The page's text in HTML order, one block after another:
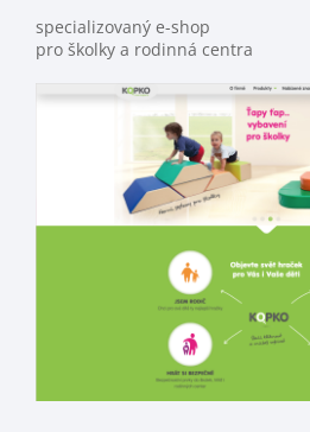
specializovaný e-shop
pro školky a rodinná centra